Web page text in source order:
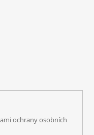
ochrany osobních